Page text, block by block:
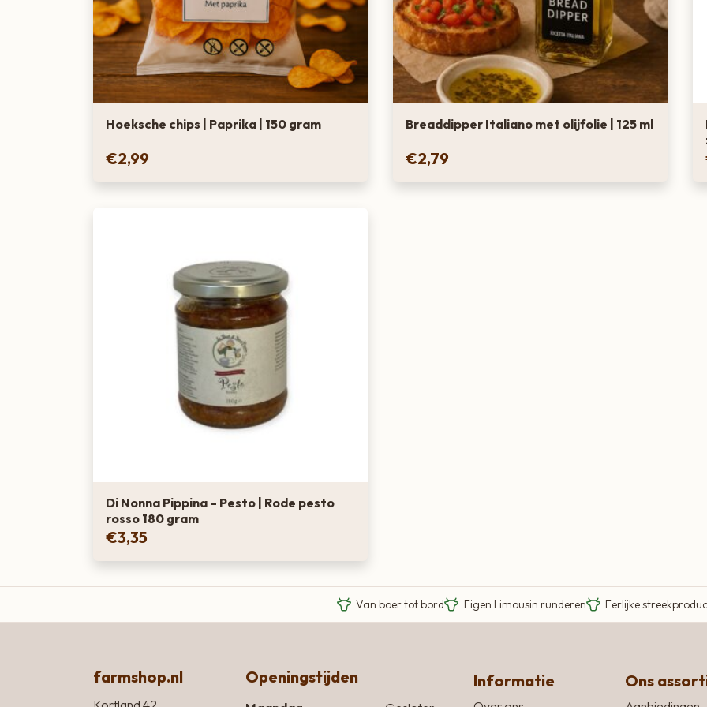
Hoeksche chips | Paprika | 150 gram
€2,99
Breaddipper Italiano met olijfolie | 125 ml
€2,79
Di Nonna Pippina – Pesto | Rode pesto
rosso 180 gram
€3,35
Van boer tot bord Eigen Limousin runderen Eerlijke
farmshop.nl Openingstijden Informatie Ons